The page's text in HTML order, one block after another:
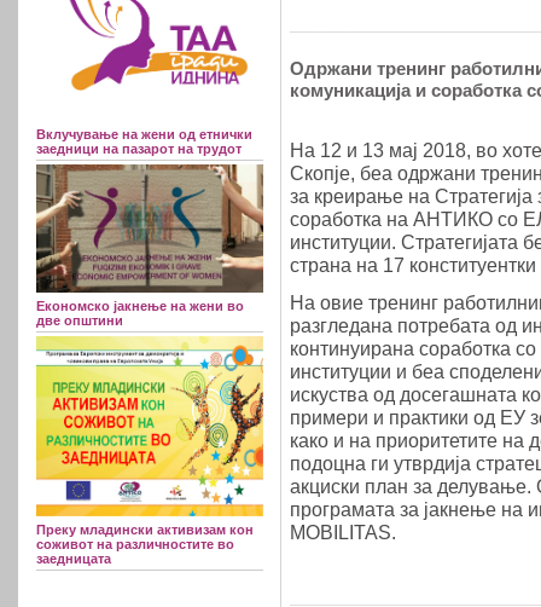
Вклучување на жени од етнички
заедници на пазарот на трудот
Економско јакнење на жени во
две општини
Преку младински активизам кон
соживот на различностите во
заедницата
Одржани тренинг
комуникација и соработка
На 12 и 13 мај 2018, во
Скопје, беа одржани
за креирање на Стратегија
соработка на АНТИКО со
институции. Стратегијата
страна на 17
На овие тренинг
разгледана потребата од
континуирана соработка
институции и беа
искуства од досегашната
примери и практики од ЕУ
како и на приоритетите на
подоцна ги утврдија
акциски план за
програмата за јакнење на
MOBILITAS.